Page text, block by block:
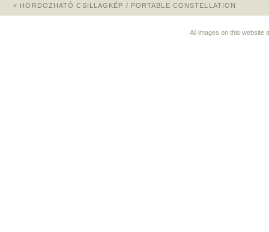
« HORDOZHATÓ CSILLAGKÉP / PORTABLE CONSTELLATION
All images on this website